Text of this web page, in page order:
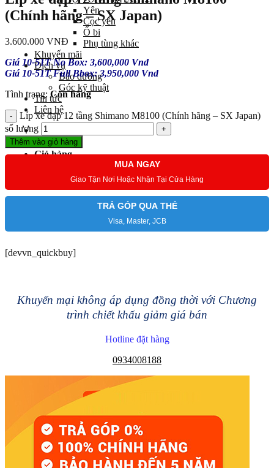
Yên
Cọc yên
Ổ bi
Phụ tùng khác
Khuyến mãi
Dịch vụ
Bảo dưỡng
Góc kỹ thuật
Tin tức
Liên hệ
Giỏ hàng
Chưa có sản phẩm trong giỏ hàng.
(Chính hãng – SX Japan)
3.600.000 VNĐ
Giá 10-51T No Box: 3,600,000 Vnd
Giá 10-51T Full Bbox: 3,950,000 Vnd
Tình trạng: Còn hàng
Líp xe đạp 12 tầng Shimano M8100 (Chính hãng – SX Japan)
số lượng
Thêm vào giỏ hàng
MUA NGAY
Giao Tận Nơi Hoặc Nhận Tại Cửa Hàng
TRẢ GÓP QUA THẺ
Visa, Master, JCB
[devvn_quickbuy]
Khuyến mại không áp dụng đồng thời với Chương
trình chiết khấu giảm giá bán
Hotline đặt hàng
0934008188